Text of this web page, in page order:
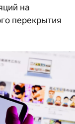
на
перекрытия